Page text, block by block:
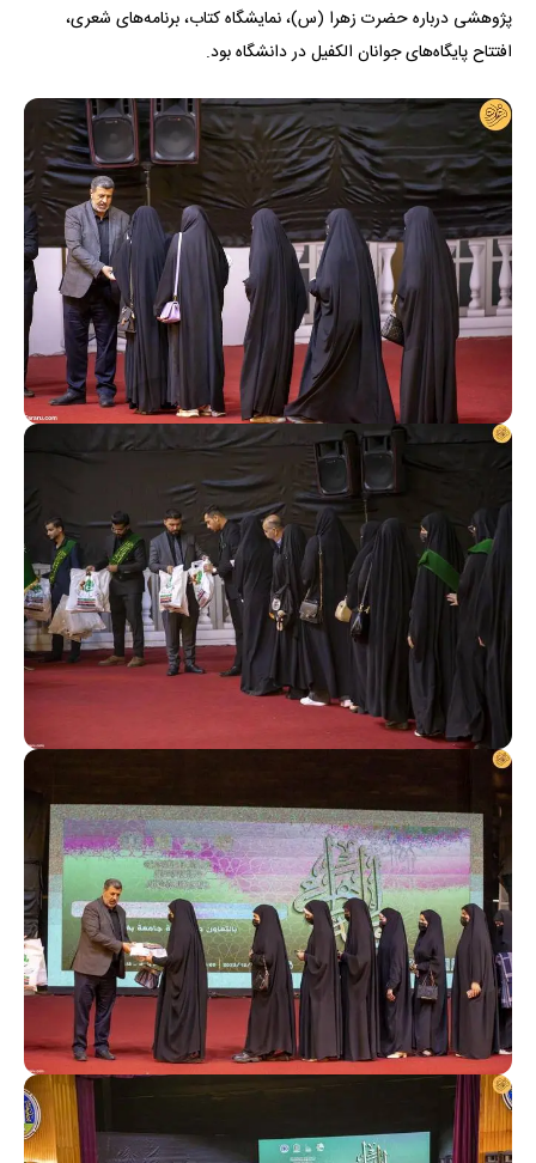
پژوهشی درباره حضرت زهرا (س)، نمایشگاه کتاب، برنامه‌های شعری،
افتتاح پایگاه‌های جوانان الکفیل در دانشگاه بود.